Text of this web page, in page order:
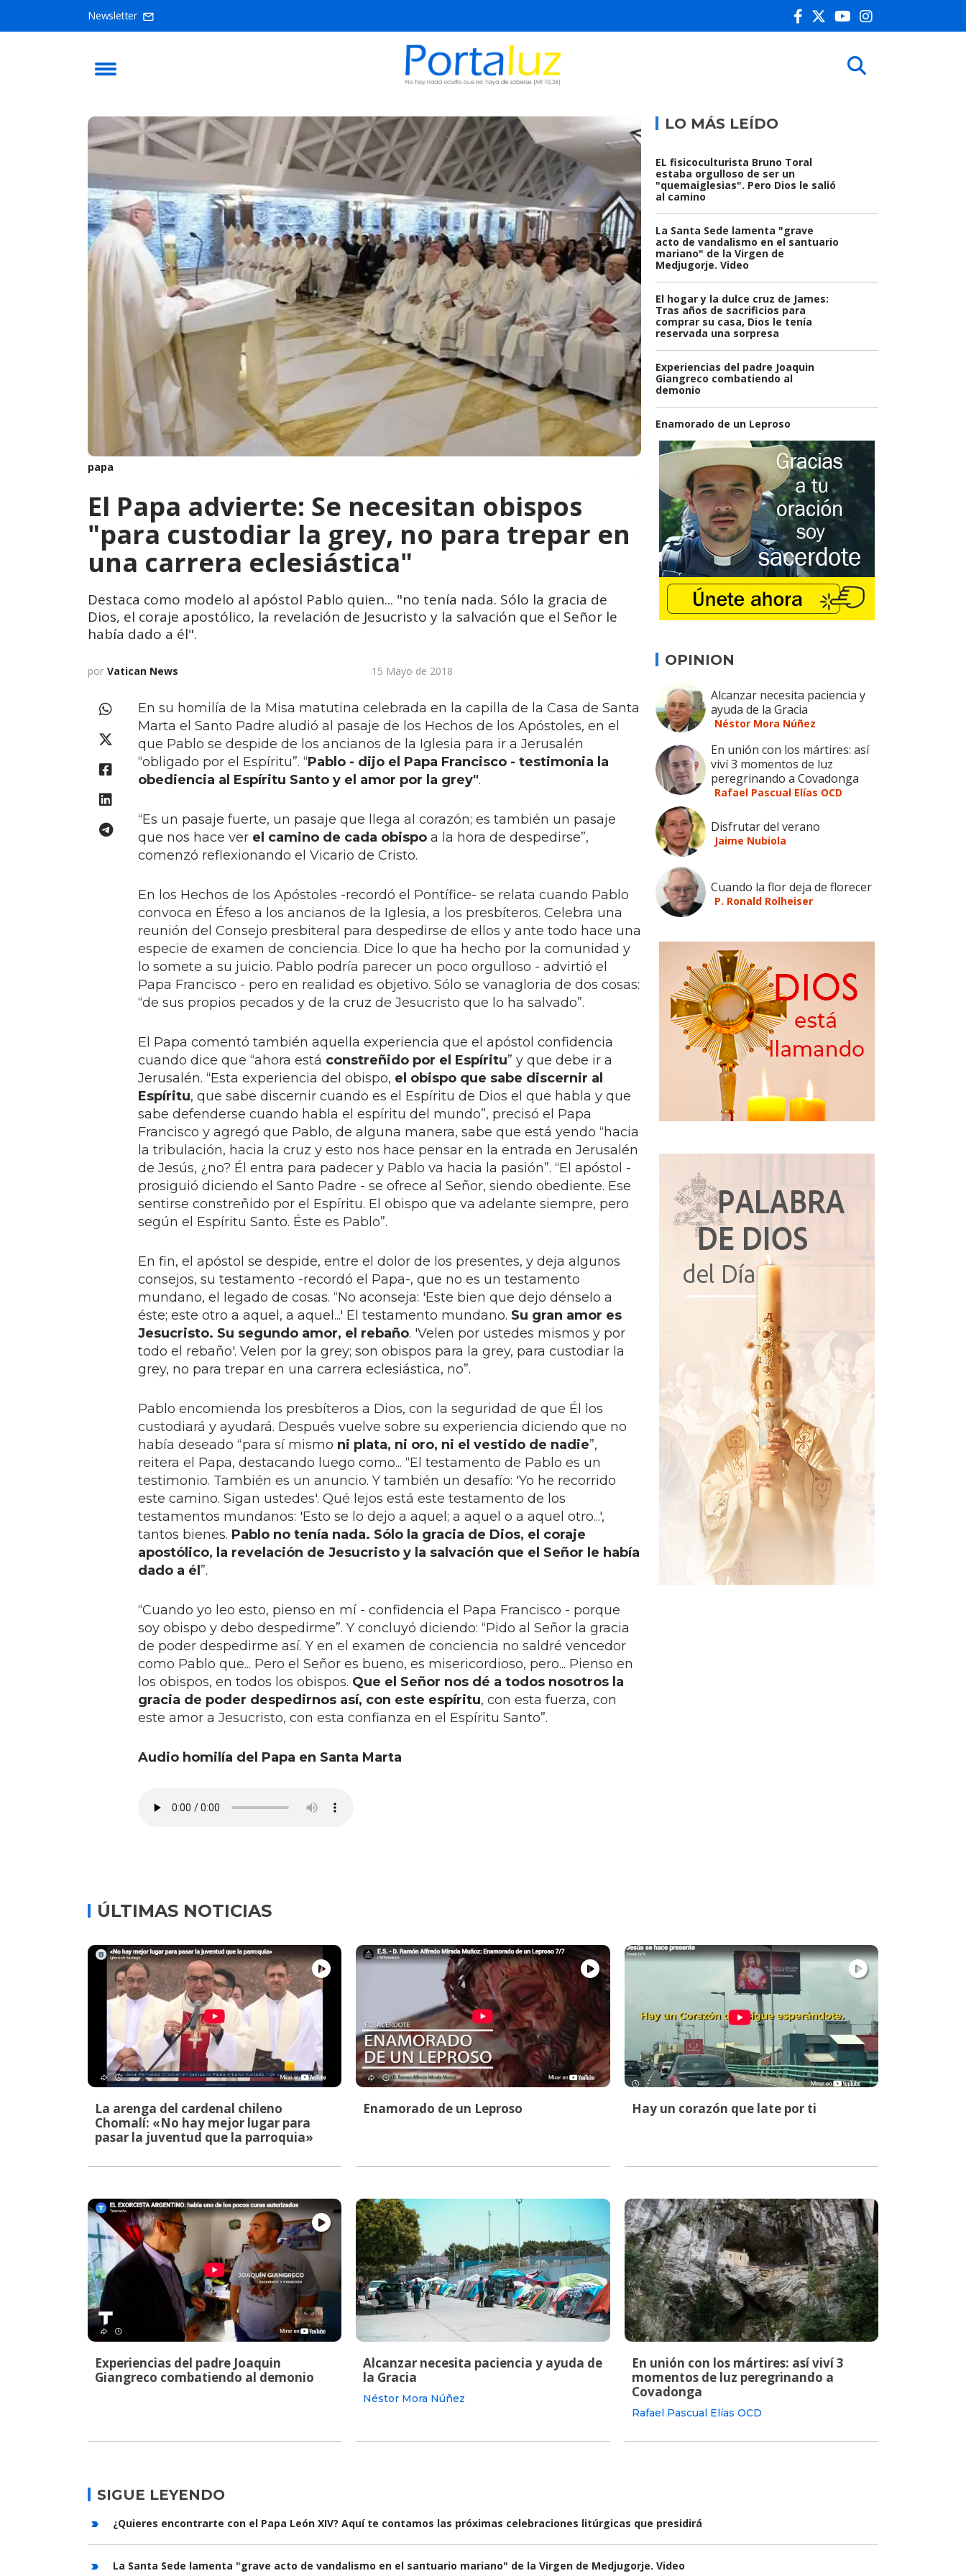
Newsletter
papa
El Papa advierte: Se necesitan obispos
"para custodiar la grey, no para trepar en
una carrera eclesiástica"
Destaca como modelo al apóstol Pablo quien... "no tenía nada. Sólo la gracia de
Dios, el coraje apostólico, la revelación de Jesucristo y la salvación que el Señor le
había dado a él".
por Vatican News 15 Mayo de 2018
En su homilía de la Misa matutina celebrada en la capilla de la Casa de Santa
Marta el Santo Padre aludió al pasaje de los Hechos de los Apóstoles, en el
que Pablo se despide de los ancianos de la Iglesia para ir a Jerusalén
“obligado por el Espíritu”. “Pablo - dijo el Papa Francisco - testimonia la
obediencia al Espíritu Santo y el amor por la grey".
“Es un pasaje fuerte, un pasaje que llega al corazón; es también un pasaje
que nos hace ver el camino de cada obispo a la hora de despedirse”,
comenzó reflexionando el Vicario de Cristo.
En los Hechos de los Apóstoles -recordó el Pontífice- se relata cuando Pablo
convoca en Éfeso a los ancianos de la Iglesia, a los presbíteros. Celebra una
reunión del Consejo presbiteral para despedirse de ellos y ante todo hace una
especie de examen de conciencia. Dice lo que ha hecho por la comunidad y
lo somete a su juicio. Pablo podría parecer un poco orgulloso - advirtió el
Papa Francisco - pero en realidad es objetivo. Sólo se vanagloria de dos cosas:
“de sus propios pecados y de la cruz de Jesucristo que lo ha salvado”.
El Papa comentó también aquella experiencia que el apóstol confidencia
cuando dice que “ahora está constreñido por el Espíritu” y que debe ir a
Jerusalén. “Esta experiencia del obispo, el obispo que sabe discernir al
Espíritu, que sabe discernir cuando es el Espíritu de Dios el que habla y que
sabe defenderse cuando habla el espíritu del mundo”, precisó el Papa
Francisco y agregó que Pablo, de alguna manera, sabe que está yendo “hacia
la tribulación, hacia la cruz y esto nos hace pensar en la entrada en Jerusalén
de Jesús, ¿no? Él entra para padecer y Pablo va hacia la pasión”. “El apóstol -
prosiguió diciendo el Santo Padre - se ofrece al Señor, siendo obediente. Ese
sentirse constreñido por el Espíritu. El obispo que va adelante siempre, pero
según el Espíritu Santo. Éste es Pablo”.
En fin, el apóstol se despide, entre el dolor de los presentes, y deja algunos
consejos, su testamento -recordó el Papa-, que no es un testamento
mundano, el legado de cosas. “No aconseja: 'Este bien que dejo dénselo a
éste; este otro a aquel, a aquel...' El testamento mundano. Su gran amor es
Jesucristo. Su segundo amor, el rebaño. 'Velen por ustedes mismos y por
todo el rebaño'. Velen por la grey; son obispos para la grey, para custodiar la
grey, no para trepar en una carrera eclesiástica, no”.
Pablo encomienda los presbíteros a Dios, con la seguridad de que Él los
custodiará y ayudará. Después vuelve sobre su experiencia diciendo que no
había deseado “para sí mismo ni plata, ni oro, ni el vestido de nadie”,
reitera el Papa, destacando luego como... “El testamento de Pablo es un
testimonio. También es un anuncio. Y también un desafío: 'Yo he recorrido
este camino. Sigan ustedes'. Qué lejos está este testamento de los
testamentos mundanos: 'Esto se lo dejo a aquel; a aquel o a aquel otro...',
tantos bienes. Pablo no tenía nada. Sólo la gracia de Dios, el coraje
apostólico, la revelación de Jesucristo y la salvación que el Señor le había
dado a él ”.
“Cuando yo leo esto, pienso en mí - confidencia el Papa Francisco - porque
soy obispo y debo despedirme”. Y concluyó diciendo: “Pido al Señor la gracia
de poder despedirme así. Y en el examen de conciencia no saldré vencedor
como Pablo que... Pero el Señor es bueno, es misericordioso, pero... Pienso en
los obispos, en todos los obispos. Que el Señor nos dé a todos nosotros la
gracia de poder despedirnos así, con este espíritu, con esta fuerza, con
este amor a Jesucristo, con esta confianza en el Espíritu Santo”.
Audio homilía del Papa en Santa Marta
LO MÁS LEÍDO
EL fisicoculturista Bruno Toral
estaba orgulloso de ser un
"quemaiglesias". Pero Dios le salió
al camino
La Santa Sede lamenta "grave
acto de vandalismo en el santuario
mariano" de la Virgen de
Medjugorje. Video
El hogar y la dulce cruz de James:
Tras años de sacrificios para
comprar su casa, Dios le tenía
reservada una sorpresa
Experiencias del padre Joaquin
Giangreco combatiendo al
demonio
Enamorado de un Leproso
OPINION
Alcanzar necesita paciencia y
ayuda de la Gracia
Néstor Mora Núñez
En unión con los mártires: así
viví 3 momentos de luz
peregrinando a Covadonga
Rafael Pascual Elías OCD
Disfrutar del verano
Jaime Nubiola
Cuando la flor deja de florecer
P. Ronald Rolheiser
ÚLTIMAS NOTICIAS
La arenga del cardenal chileno
Chomalí: «No hay mejor lugar para
pasar la juventud que la parroquia»
Enamorado de un Leproso Hay un corazón que late por ti
Experiencias del padre Joaquin
Giangreco combatiendo al demonio
Alcanzar necesita paciencia y ayuda de
la Gracia
Néstor Mora Núñez
En unión con los mártires: así viví 3
momentos de luz peregrinando a
Covadonga
Rafael Pascual Elías OCD
SIGUE LEYENDO
¿Quieres encontrarte con el Papa León XIV? Aquí te contamos las próximas celebraciones litúrgicas que presidirá
La Santa Sede lamenta "grave acto de vandalismo en el santuario mariano" de la Virgen de Medjugorje. Video